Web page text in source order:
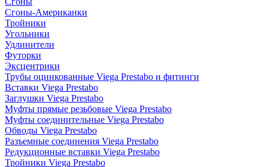
Сгоны-Американки
Тройники
Угольники
Удлинители
Футорки
Эксцентрики
Трубы оцинкованные Viega Prestabo и фитинги
Вставки Viega Prestabo
Заглушки Viega Prestabo
Муфты прямые резьбовые Viega Prestabo
Муфты соединительные Viega Prestabo
Обводы Viega Prestabo
Разъемные соединения Viega Prestabo
Редукционные вставки Viega Prestabo
Тройники Viega Prestabo